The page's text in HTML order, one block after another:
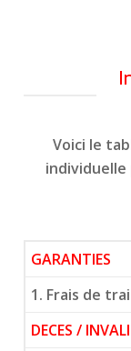
Voici le
individuelle
GARANTIES
1. Frais de
DECES /